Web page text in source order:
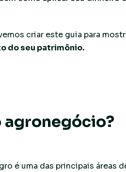
criar este guia para
do seu patrimônio.
agronegócio?
é uma das principais áreas